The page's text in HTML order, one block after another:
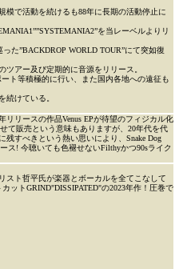
模で活動を続けるも88年に長期の活動停止に
を当レーベルよりリ
た”BACKDROP WORLD TOUR”にて突如復
ツアー及び定期的に音源をリリース。
ト等積極的に行い、また国内各地への遠征も
続けている。
リリースの作品Venus EPが待望のフィジカル化
て販売という意味もありますが、20年代を代
すべきという熱い思いにより、Snake Dog
ス! 今聴いても色褪せないFilthyかつ90sライク
スト哲平氏が楽器とボーカルを全てこなして
ットGRIND"DISSIPATED"の2023年作！圧巻で